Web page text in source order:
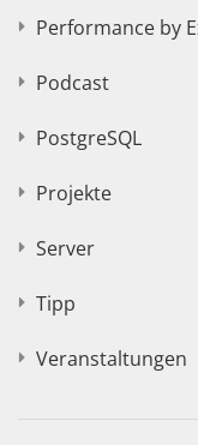
Performance by
Podcast
PostgreSQL
Projekte
Server
Tipp
Veranstaltungen